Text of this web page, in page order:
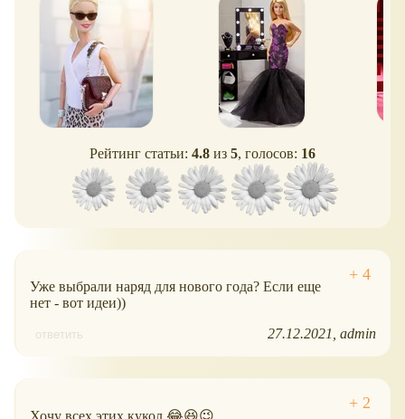
Рейтинг статьи: 4.8 из 5, голосов: 16
Уже выбрали наряд для нового года? Если еще
нет - вот идеи))
ответить 27.12.2021 admin